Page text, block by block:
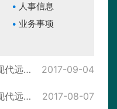
人事信息
业务事项
岳阳县中洲乡农村党员干部现代远程教育2017年9月份学习计划 2017-09-04
岳阳县中洲乡农村党员干部现代远程教育2017年8月份学习计划 2017-08-07